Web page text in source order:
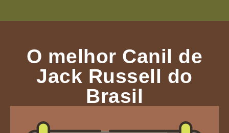
O melhor Canil de
Jack Russell do
Brasil